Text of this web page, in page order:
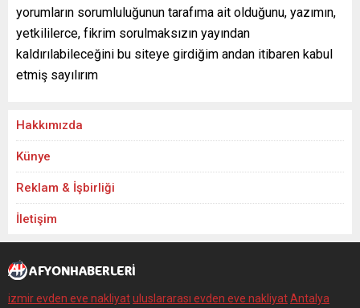
yorumların sorumluluğunun tarafıma ait olduğunu, yazımın,
yetkililerce, fikrim sorulmaksızın yayından
kaldırılabileceğini bu siteye girdiğim andan itibaren kabul
etmiş sayılırım
Hakkımızda
Künye
Reklam & İşbirliği
İletişim
izmir evden eve nakliyatuluslararası evden eve nakliyatAntalya